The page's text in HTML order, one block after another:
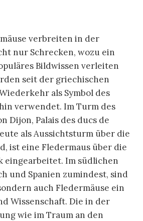
Es könnte sich dem Gesicht
Menschen handeln. Die
auch aus dem liegenden
geflügelten
zwischen Eulen und
die Aas fressen, sind es
nicht, ob der oder die
oder tot ist. Im Kontext
auf, dass die geflügelten
eindeutig von außen, sondern
Innen und Außen in
Die kunsthistorische
like creature sucking at the
nimmt bereits eine
die visuelle nicht gegeben